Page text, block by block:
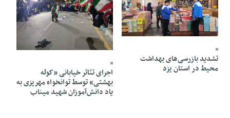
10 Farvardin 1405 - 19:02
تشدید بازرسی‌های بهداشت
محیط در استان یزد
10 Farvardin 1405 - 12:28
اجرای تئاتر خیابانی «کوله
بهشتی» توسط توانخواه مهریزی به
یاد دانش‌آموزان شهید میناب